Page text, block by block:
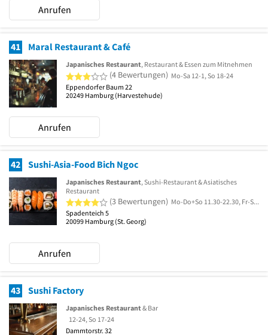
Anrufen
41 Maral Restaurant & Café
Japanisches Restaurant, Restaurant & Essen zum Mitnehmen
3 von 5 Sternen
(4 Bewertungen) Mo-Sa 12-1, So 18-24
Eppendorfer Baum 22
20249 Hamburg (Harvestehude)
Anrufen
42 Sushi-Asia-Food Bich Ngoc
Japanisches Restaurant, Sushi-Restaurant & Asiatisches
Restaurant
4 von 5 Sternen
(3 Bewertungen)
Mo-Do+So 11.30-22.30, Fr-Sa 11.30-23
Spadenteich 5
20099 Hamburg (St. Georg)
Anrufen
43 Sushi Factory
Japanisches Restaurant& Bar
12-24, So 17-24
Dammtorstr. 32